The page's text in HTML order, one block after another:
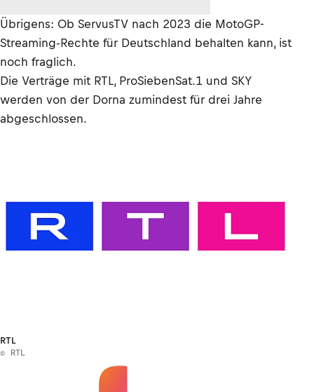
Übrigens: Ob ServusTV nach 2023 die MotoGP-
Streaming-Rechte für Deutschland behalten kann, ist
noch fraglich.
Die Verträge mit RTL, ProSiebenSat.1 und SKY
werden von der Dorna zumindest für drei Jahre
abgeschlossen.
RTL
© RTL